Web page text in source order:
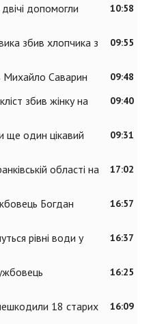
10:58
допомогли
09:55
збив хлопчика з
09:48
Михайло Саварин
09:40
збив жінку на
09:31
ще один цікавий
17:02
області на
16:57
Богдан
16:37
рівні води у
16:25
16:09
18 старих